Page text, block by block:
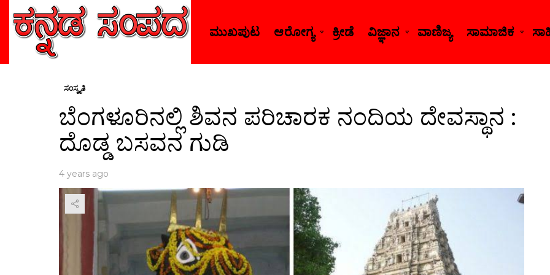
ಮುಖಪುಟ ಆರೋಗ್ಯ ಕ್ರೀಡೆ ವಿಜ್ಞಾನ ವಾಣಿಜ್ಯ ಸಾಮಾಜಿಕ
ಸಂಸ್ಕೃತಿ
ಬೆಂಗಳೂರಿನಲ್ಲಿ ಶಿವನ ಪರಿಚಾರಕ ನಂದಿಯ ದೇವಸ್ಥಾನ :
ದೊಡ್ಡ ಬಸವನ ಗುಡಿ
4 years ago